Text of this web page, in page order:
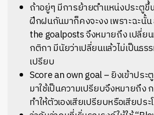
ถ้าอยู่ๆ มีการย้ายตำแหน่งประตูขึ้
ฝึกฝนกันมาก็คงจะงง เพราะฉะนั้
the goalposts จึงหมายถึง เปลี่ย
กติกา มีนัยว่าเปลี่ยนแล้วไม่เป็นธร
เปรียบ
Score an own goal – ยิงเข้าประ
มาใช้เป็นความเปรียบจึงหมายถึง
ทำให้ตัวเองเสียเปรียบหรือเสียประ